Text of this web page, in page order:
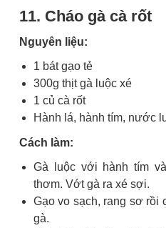
11. Cháo gà cà rốt
Nguyên liệu:
1 bát gạo tẻ
300g thịt gà luộc xé
1 củ cà rốt
Hành lá, hành tím, nước
Cách làm:
Gà luộc với hành tím
thơm. Vớt gà ra xé sợi.
Gạo vo sạch, rang sơ
gà.